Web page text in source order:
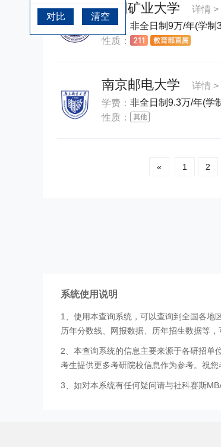
中国矿业大学
详情 >
学费： 非全日制9万/年(学制
性质：
南京邮电大学
详情 >
学费： 非全日制9.3万/年(学
性质：
« 1 2
系统使用说明
1、使用本查询系统，可以查询到全国各地
历年分数线、网报数据、历年招生数据等，
2、本查询系统的信息主要来源于各研招单
考生提供更多考研院校信息作为参考。祝您
3、如对本系统有任何疑问请与社科赛斯
对比 清空